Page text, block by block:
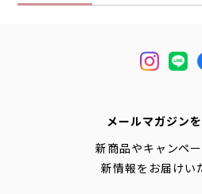
メールマガジン
新商品やキャンペ
新情報をお届けい